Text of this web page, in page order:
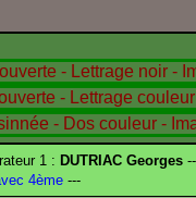
1 : DUTRIAC Georges
4ème ---